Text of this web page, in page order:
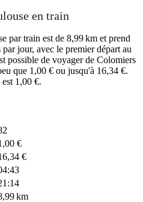
en train
par train est de 8,99 km et prend
jour, avec le premier départ au
possible de voyager de Colomiers
que 1,00 € ou jusqu'à 16,34 €.
1,00 €.
€
€
km